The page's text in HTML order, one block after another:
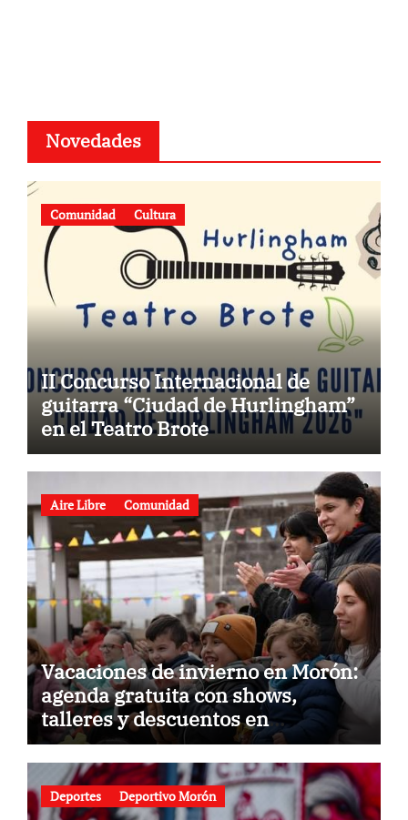
Novedades
Comunidad Cultura
II Concurso Internacional de
guitarra “Ciudad de Hurlingham”
en el Teatro Brote
Aire Libre Comunidad
Vacaciones de invierno en Morón:
agenda gratuita con shows,
talleres y descuentos en
gastronomía
Deportes Deportivo Morón